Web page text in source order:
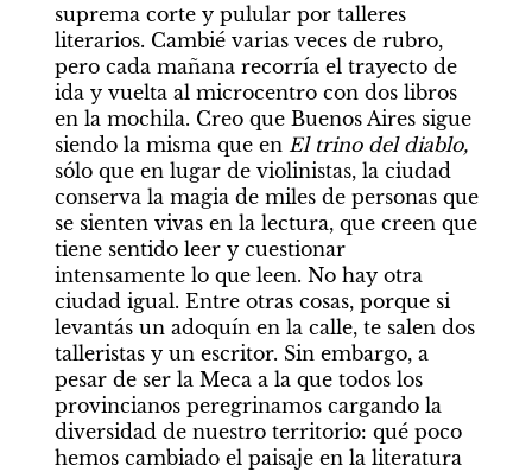
suprema corte y pulular por talleres
literarios. Cambié varias veces de rubro,
pero cada mañana recorría el trayecto de
ida y vuelta al microcentro con dos libros
en la mochila. Creo que Buenos Aires sigue
siendo la misma que en
El trino del diablo,
sólo que en lugar de violinistas, la ciudad
conserva la magia de miles de personas que
se sienten vivas en la lectura, que creen que
tiene sentido leer y cuestionar
intensamente lo que leen. No hay otra
ciudad igual. Entre otras cosas, porque si
levantás un adoquín en la calle, te salen dos
talleristas y un escritor. Sin embargo, a
pesar de ser la Meca a la que todos los
provincianos peregrinamos cargando la
diversidad de nuestro territorio: qué poco
hemos cambiado el paisaje en la literatura